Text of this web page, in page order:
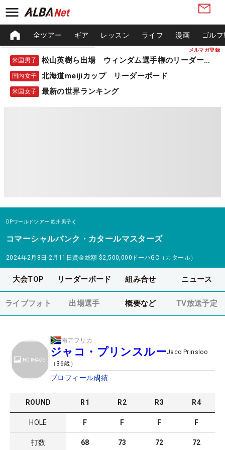
メルマガ登録
全ツアー ギア レッスン ライフ 漫画 ゴル
米国男子 松山英樹ら出場 ウィンダム選手権のリーダーボード
国内女子 北海道meijiカップ リーダーボード
米国女子 最新の世界ランキング
DPワールドツアー 欧州男子
コマーシャルバンク・カタールマスターズ
2024年2月8日-2月11日賞金総額 $2,500,000 ドーハGC（カタール）
大会TOP リーダーボード 組み合せ ニュース
ライブフォト 出場選手 概要など TV放送予定
南アフリカ
ジャコ・プリンスルーJaco Prinsloo
（ 36歳）
プロフィール成績
ROUND R1 R2 R3 R4
HOLE F F F F
打数 68 73 72 72